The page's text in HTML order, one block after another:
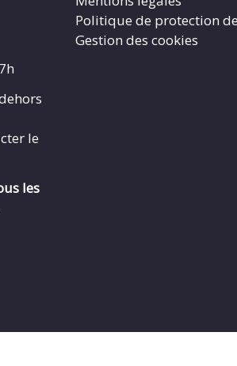
le
les
Politique de protection
Gestion des cookies